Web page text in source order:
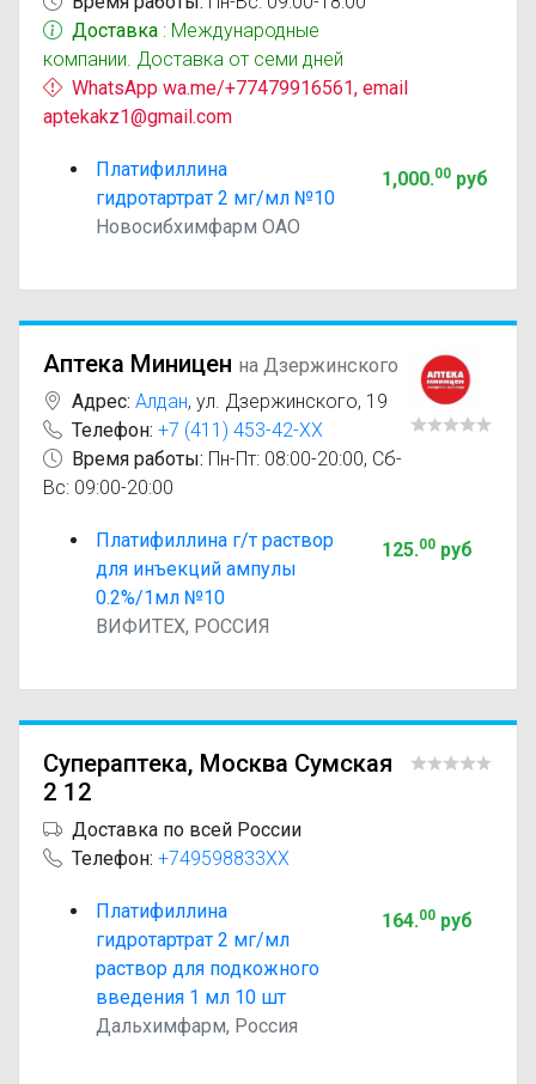
Доставка : Международные
компании. Доставка от семи дней
WhatsApp wa.me/+77479916561, email
aptekakz1@gmail.com
Платифиллина
гидротартрат 2 мг/мл №10
Новосибхимфарм ОАО
1,000.00руб
Аптека Миницен на Дзержинского
Адрес: Алдан, ул. Дзержинского, 19
Телефон: +7 (411) 453-42-XX
Время работы: Пн-Пт: 08:00-20:00, Сб-
Вс: 09:00-20:00
Платифиллина г/т раствор
для инъекций ампулы
0.2%/1мл №10
ВИФИТЕХ, РОССИЯ
125.00руб
Супераптека, Москва Сумская
2 12
Доставка по всей России
Телефон: +749598833XX
Платифиллина
гидротартрат 2 мг/мл
раствор для подкожного
введения 1 мл 10 шт
Дальхимфарм, Россия
164.00руб